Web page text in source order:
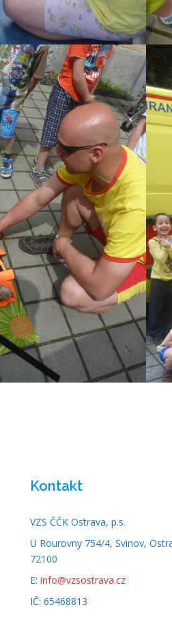
Kontakt
VZS ČČK Ostrava, p.s.
U Rourovny 754/4, Svinov,
72100
E: info@vzsostrava.cz
IČ: 65468813